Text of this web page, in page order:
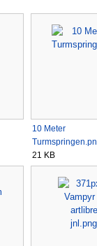
10 Meter
21 KB